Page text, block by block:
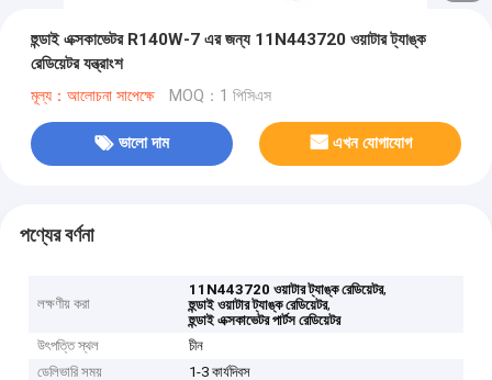
হুন্ডাই এক্সকাভেটর R140W-7 এর জন্য 11N443720 ওয়াটার ট্যাঙ্ক
রেডিয়েটর যন্ত্রাংশ
মূল্য：আলোচনা সাপেক্ষে MOQ：1 পিসিএস
ভালো দাম এখন যোগাযোগ
পণ্যের বর্ণনা
লক্ষণীয় করা
11N443720 ওয়াটার ট্যাঙ্ক রেডিয়েটর,
হুন্ডাই ওয়াটার ট্যাঙ্ক রেডিয়েটর,
হুন্ডাই এক্সকাভেটর পার্টস রেডিয়েটর
উৎপত্তি স্থল
চীন
ডেলিভারি সময়
1-3 কার্যদিবস